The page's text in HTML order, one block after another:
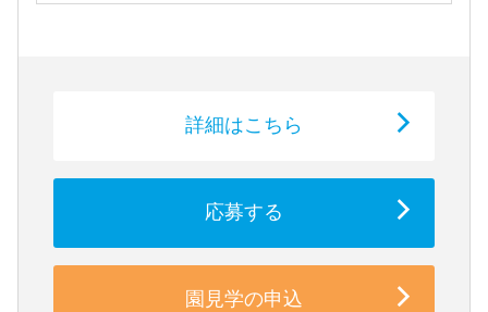
詳細はこちら
応募する
園見学の申込